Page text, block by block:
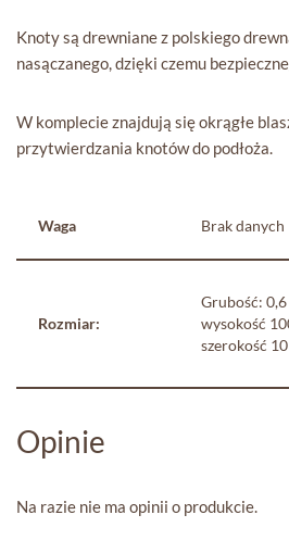
Knoty są drewniane z polskiego
nasączanego, dzięki czemu
W komplecie znajdują się okrągłe
przytwierdzania knotów do podłoża.
Waga Brak danych
Rozmiar:
Grubość:
wysokość
szerokość
Opinie
Na razie nie ma opinii o produkcie.